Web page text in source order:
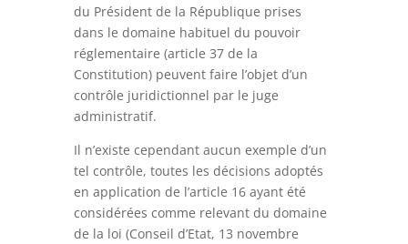
du Président de la République prises
dans le domaine habituel du pouvoir
réglementaire (article 37 de la
Constitution) peuvent faire l’objet d’un
contrôle juridictionnel par le juge
administratif.
Il n’existe cependant aucun exemple d’un
tel contrôle, toutes les décisions adoptés
en application de l’article 16 ayant été
considérées comme relevant du domaine
de la loi (Conseil d’Etat, 13 novembre